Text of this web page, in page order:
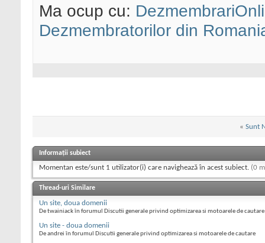
Ma ocup cu:
Dezmembratorilor din
« Sunt
Informații subiect
Momentan este/sunt 1 utilizator(i) care navighează în acest subiect. (0
Thread-uri Similare
Un site, doua domenii
De twainiack în forumul Discutii generale privind optimizarea si motoarele de cautare
Un site - doua domenii
De andrei în forumul Discutii generale privind optimizarea si motoarele de cautare